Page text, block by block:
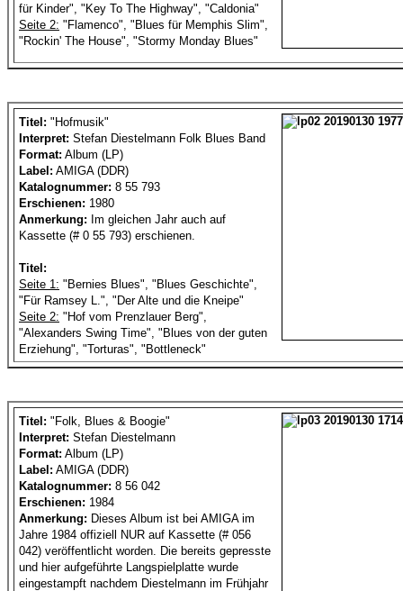
für Kinder", "Key To The Highway", "Caldonia"
Seite 2: "Flamenco", "Blues für Memphis Slim",
"Rockin' The House", "Stormy Monday Blues"
Titel: "Hofmusik"
Interpret: Stefan Diestelmann Folk Blues Band
Format: Album (LP)
Label: AMIGA (DDR)
Katalognummer: 8 55 793
Erschienen: 1980
Anmerkung: Im gleichen Jahr auch auf
Kassette (# 0 55 793) erschienen.
Titel:
Seite 1: "Bernies Blues", "Blues Geschichte",
"Für Ramsey L.", "Der Alte und die Kneipe"
Seite 2: "Hof vom Prenzlauer Berg",
"Alexanders Swing Time", "Blues von der guten
Erziehung", "Torturas", "Bottleneck"
Titel: "Folk, Blues & Boogie"
Interpret: Stefan Diestelmann
Format: Album (LP)
Label: AMIGA (DDR)
Katalognummer: 8 56 042
Erschienen: 1984
Anmerkung: Dieses Album ist bei AMIGA im
Jahre 1984 offiziell NUR auf Kassette (# 056
042) veröffentlicht worden. Die bereits gepresste
und hier aufgeführte Langspielplatte wurde
eingestampft nachdem Diestelmann im Frühjahr